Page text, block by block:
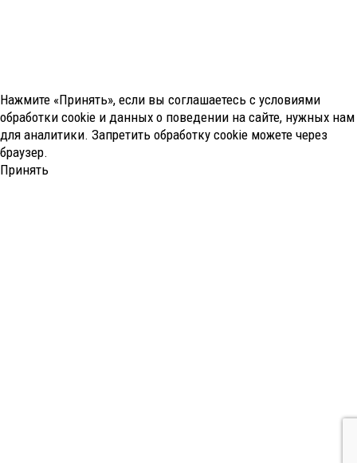
Нажмите «Принять», если вы соглашаетесь с условиями
обработки cookie и данных о поведении на сайте, нужных нам
для аналитики. Запретить обработку cookie можете через
браузер.
Принять